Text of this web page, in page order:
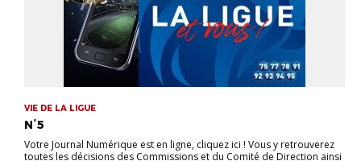
VIE DE LA LIGUE
N°5
Votre Journal Numérique est en ligne, cliquez ici ! Vous y retrouverez
toutes les décisions des Commissions et du Comité de Direction ainsi